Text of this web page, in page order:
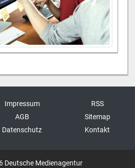
Impressum
AGB
Datenschutz
RSS
Sitemap
Kontakt
Deutsche Medienagentur